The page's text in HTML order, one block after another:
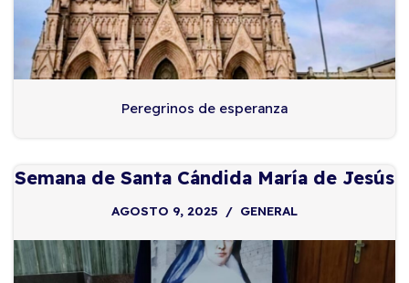
Peregrinos de esperanza
Semana de Santa Cándida María de Jesús
AGOSTO 9, 2025 GENERAL